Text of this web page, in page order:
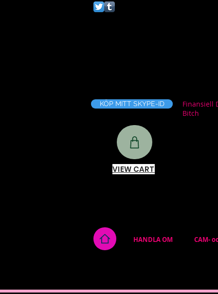
KÖP MITT SKYPE-ID
VIEW CART
Finansiell
Bitch
HANDLA OM CAM-